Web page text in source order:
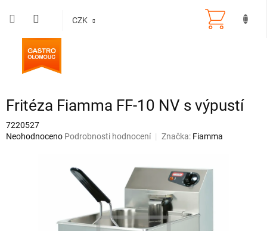
CZK
Fritéza Fiamma FF-10 NV s výpustí
7220527
Průměrné
Neohodnoceno Podrobnosti hodnocení Značka: Fiamma